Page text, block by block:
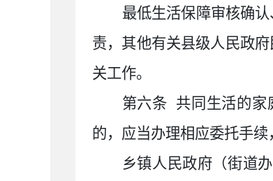
最低生活保障审核确
责，其他有关县级人民政
关工作。
第六条 共同生活的家
的，应当办理相应委托手续
乡镇人民政府（街道